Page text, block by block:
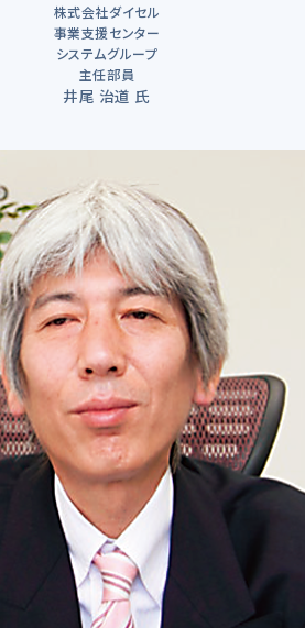
株式会社ダイセル
事業支援センター
システムグループ
主任部員
井尾 治道 氏